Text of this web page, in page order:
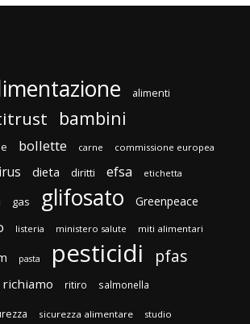
alimenti
bambini
bollette carne commissione europea
dieta diritti efsa etichetta
gas glifosato Greenpeace
listeria ministero salute miti alimentari
pasta pesticidi pfas
richiamo ritiro salmonella
sicurezza alimentare studio